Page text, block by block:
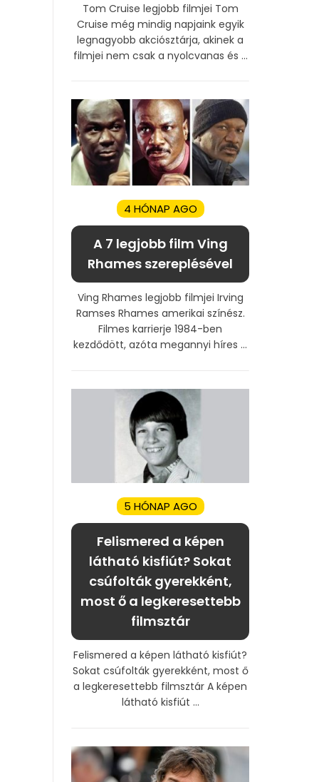
Tom Cruise legjobb filmjei Tom
Cruise még mindig napjaink egyik
legnagyobb akciósztárja, akinek a
filmjei nem csak a nyolcvanas és ...
4 HÓNAP AGO
A 7 legjobb film Ving
Rhames szereplésével
Ving Rhames legjobb filmjei Irving
Ramses Rhames amerikai színész.
Filmes karrierje 1984-ben
kezdődött, azóta megannyi híres ...
5 HÓNAP AGO
Felismered a képen
látható kisfiút? Sokat
csúfolták gyerekként,
most ő a legkeresettebb
filmsztár
Felismered a képen látható kisfiút?
Sokat csúfolták gyerekként, most ő
a legkeresettebb filmsztár A képen
látható kisfiút ...